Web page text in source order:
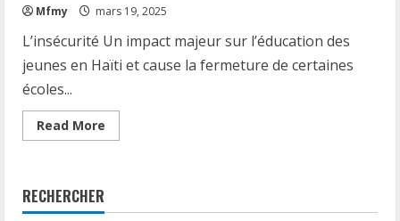
Mfmy mars 19, 2025
L’insécurité Un impact majeur sur l’éducation des
jeunes en Haïti et cause la fermeture de certaines
écoles...
Read More
more
sur
RECHERCHER